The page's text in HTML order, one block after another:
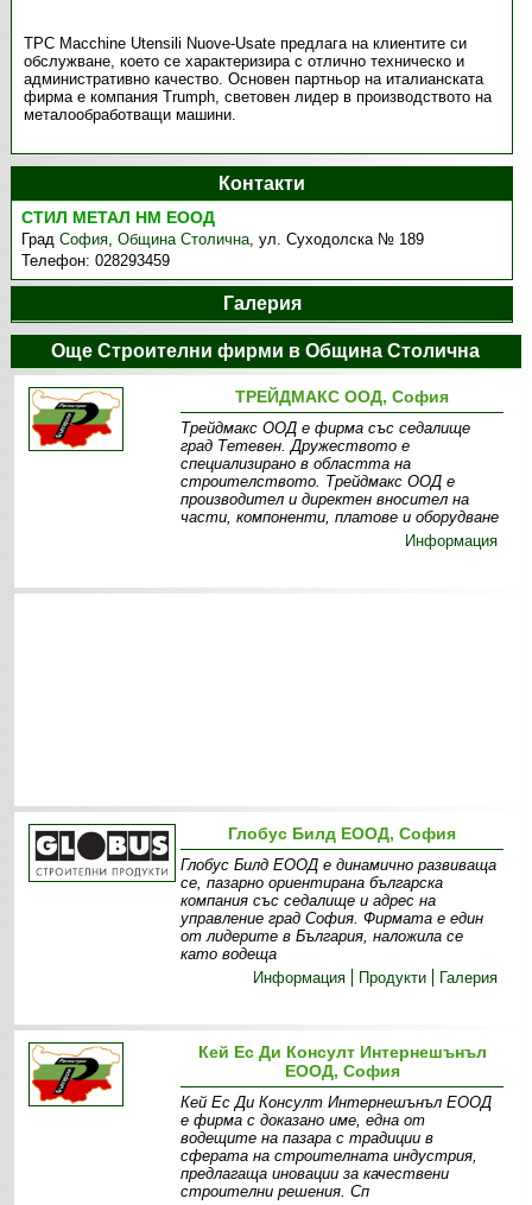
TPC Macchine Utensili Nuove-Usate предлага на клиентите си
обслужване, което се характеризира с отлично техническо и
административно качество. Основен партньор на италианската
фирма е компания Trumph, световен лидер в производството на
металообработващи машини.
Контакти
СТИЛ МЕТАЛ НМ ЕООД
ГрадСофия,Община Столична,ул. Суходолска № 189
Телефон:028293459
Галерия
Още Строителни фирми в Община Столична
ТРЕЙДМАКС ООД, София
Трейдмакс ООД е фирма със седалище
град Тетевен. Дружеството е
специализирано в областта на
строителството. Трейдмакс ООД е
производител и директен вносител на
части, компоненти, платове и оборудване
Информация
Глобус Билд ЕООД, София
Глобус Билд ЕООД е динамично развиваща
се, пазарно ориентирана българска
компания със седалище и адрес на
управление град София. Фирмата е един
от лидерите в България, наложила се
като водеща
Информация
Продукти Галерия
Кей Ес Ди Консулт Интернешънъл
ЕООД, София
Кей Ес Ди Консулт Интернешънъл ЕООД
е фирма с доказано име, една от
водещите на пазара с традиции в
сферата на строителната индустрия,
предлагаща иновации за качествени
строителни решения. Сп